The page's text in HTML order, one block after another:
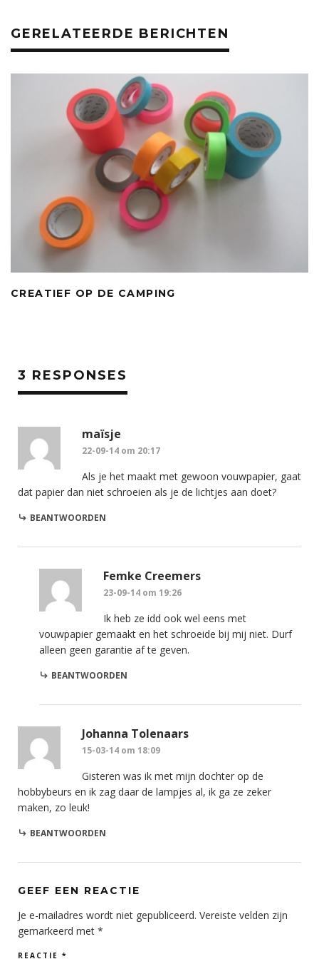
o
k
p
GERELATEERDE BERICHTEN
CREATIEF OP DE CAMPING
3 RESPONSES
maïsje
22-09-14 om 20:17
Als je het maakt met gewoon vouwpapier, gaat
dat papier dan niet schroeien als je de lichtjes aan doet?
BEANTWOORDEN
Femke Creemers
23-09-14 om 19:26
Ik heb ze idd ook wel eens met
vouwpapier gemaakt en het schroeide bij mij niet. Durf
alleen geen garantie af te geven.
BEANTWOORDEN
Johanna Tolenaars
15-03-14 om 18:09
Gisteren was ik met mijn dochter op de
hobbybeurs en ik zag daar de lampjes al, ik ga ze zeker
maken, zo leuk!
BEANTWOORDEN
GEEF EEN REACTIE
Je e-mailadres wordt niet gepubliceerd. Vereiste velden zijn
gemarkeerd met *
REACTIE *